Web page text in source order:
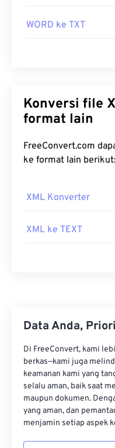
WORD ke TXT
Konversi file XML Anda ke
format lain
FreeConvert.com dapat
ke format lain berikut:
XML Konverter
XML ke TEXT
Data Anda,
Di FreeConvert, kami
berkas—kami juga
keamanan kami yang
selalu aman, baik saat
maupun dokumen.
yang aman, dan
menjamin setiap aspek